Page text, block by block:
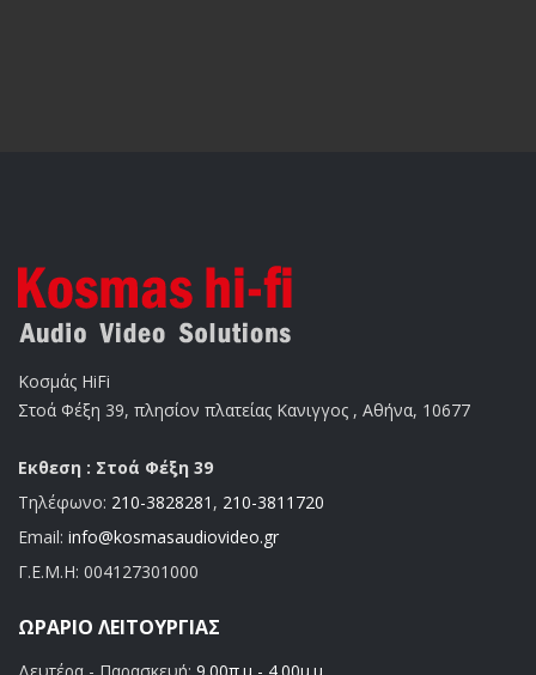
Κοσμάς HiFi
Στοά Φέξη 39, πλησίον πλατείας Κανιγγος , Αθήνα, 10677
Εκθεση : Στοά Φέξη 39
Τηλέφωνο: 210-3828281 , 210-3811720
Email: info@kosmasaudiovideo.gr
Γ.Ε.Μ.Η: 004127301000
ΩΡΆΡΙΟ ΛΕΙΤΟΥΡΓΊΑΣ
Δευτέρα - Παρασκευή: 9.00π.μ - 4.00μ.μ